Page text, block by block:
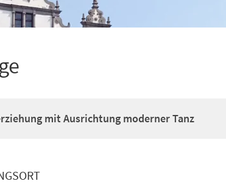
mit Ausrichtung moderner Tanz